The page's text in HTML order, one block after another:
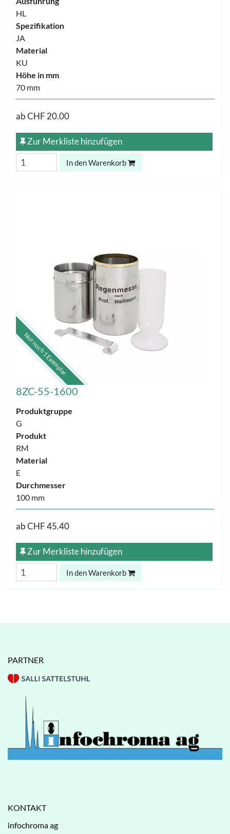
HL
Spezifikation
JA
Material
KU
Höhe in mm
70 mm
abCHF 20.00
Zur Merkliste hinzufügen
In den Warenkorb
Nur noch 1 Exemplar.
8ZC-55-1600
Produktgruppe
G
Produkt
RM
Material
E
Durchmesser
100 mm
abCHF 45.40
Zur Merkliste hinzufügen
In den Warenkorb
PARTNER
KONTAKT
infochroma ag